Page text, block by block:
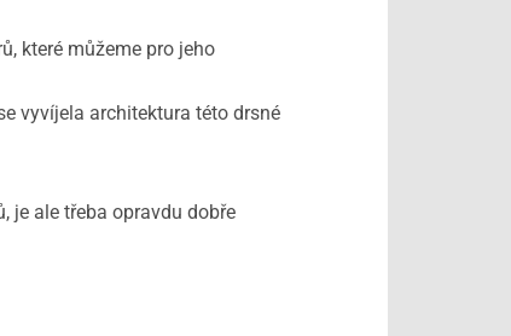
které můžeme pro jeho
vyvíjela architektura této drsné
ale třeba opravdu dobře